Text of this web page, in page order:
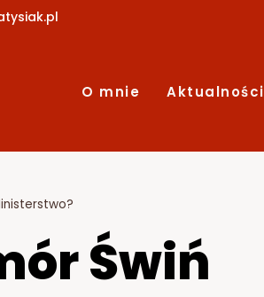
O mnie Aktualności
Świń